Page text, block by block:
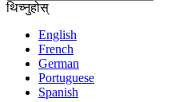
थिच्नुहोस्
English
French
German
Portuguese
Spanish